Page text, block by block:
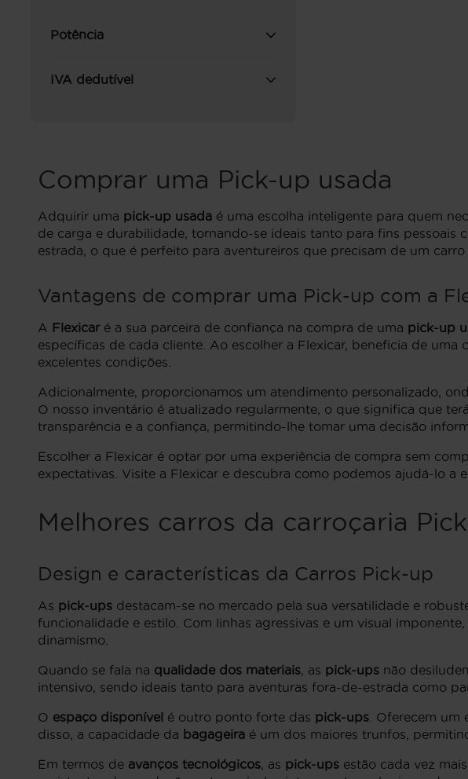
Potência
IVA dedutível
Comprar uma Pick-up usada
Adquirir uma pick-up usada é uma escolha inteligente para quem
de carga e durabilidade, tornando-se ideais tanto para fins
estrada, o que é perfeito para aventureiros que precisam de um
Vantagens de comprar uma Pick-up com a
A Flexicaré a sua parceira de confiança na compra de uma pick-up
específicas de cada cliente. Ao escolher a Flexicar, beneficia de
excelentes condições.
Adicionalmente, proporcionamos um atendimento personalizado,
O nosso inventário é atualizado regularmente, o que significa que
transparência e a confiança, permitindo-lhe tomar uma decisão
Escolher a Flexicar é optar por uma experiência de compra sem
expectativas. Visite a Flexicar e descubra como podemos ajudá-lo a
Melhores carros da carroçaria
Design e características da Carros Pick-up
As pick-ups destacam-se no mercado pela sua versatilidade e
funcionalidade e estilo. Com linhas agressivas e um visual imponente,
dinamismo.
Quando se fala na qualidade dos materiais, as pick-ups não
intensivo, sendo ideais tanto para aventuras fora-de-estrada como
O espaço disponível é outro ponto forte das pick-ups . Oferecem
disso, a capacidade da bagageira é um dos maiores trunfos,
Em termos de avanços tecnológicos, as pick-ups estão cada vez